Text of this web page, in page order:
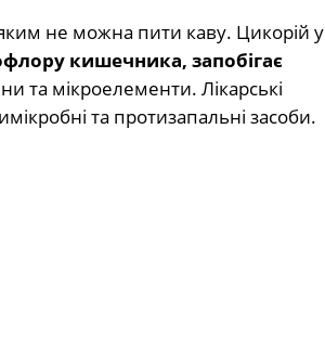
не можна пити каву. Цикорій у
кишечника, запобігає
та мікроелементи. Лікарські
та протизапальні засоби.